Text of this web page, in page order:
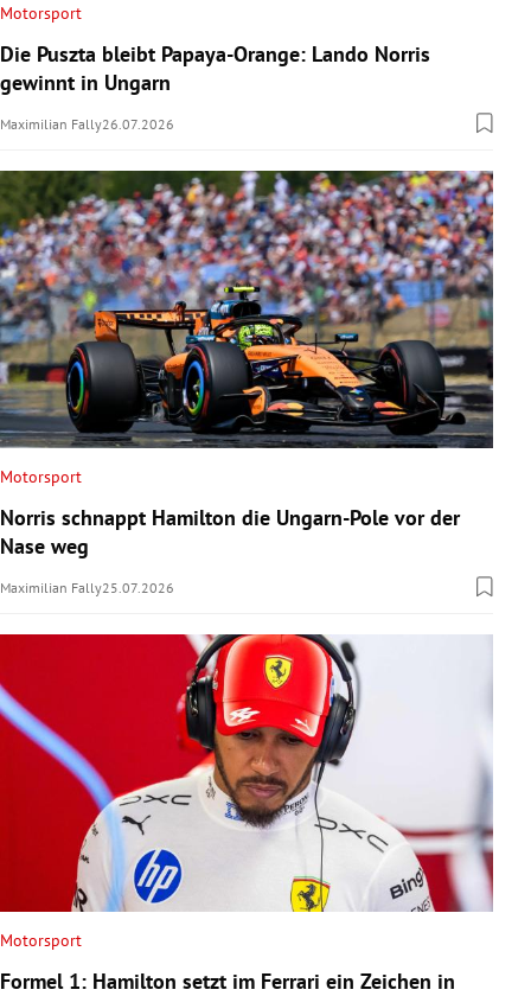
Motorsport
Die Puszta bleibt Papaya-Orange: Lando Norris
gewinnt in Ungarn
Maximilian Fally26.07.2026
Motorsport
Norris schnappt Hamilton die Ungarn-Pole vor der
Nase weg
Maximilian Fally25.07.2026
Motorsport
Formel 1: Hamilton setzt im Ferrari ein Zeichen in